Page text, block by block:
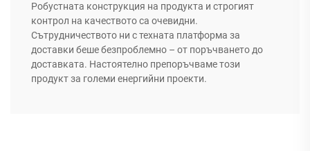
Робустната конструкция на продукта и строгият
контрол на качеството са очевидни.
Сътрудничеството ни с техната платформа за
доставки беше безпроблемно – от поръчването до
доставката. Настоятелно препоръчваме този
продукт за големи енергийни проекти.